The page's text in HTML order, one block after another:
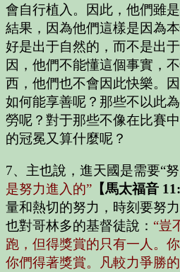
會自行植入。因此，他們雖
結果，因為他們這樣是因為
好是出于自然的，而不是出
因，他們不能懂這個事實，
西，他們也不會因此快樂。
如何能享善呢？那些不以此
勞呢？對于那些不像在比賽
的冠冕又算什麼呢？
7、主也說，進天國是需要“努
是努力進入的” 【馬太福音
量和熱切的努力，時刻要努
也對哥林多的基督徒說： “豈
跑，但得獎賞的只有一人。
你們得著獎賞。凡較力爭勝